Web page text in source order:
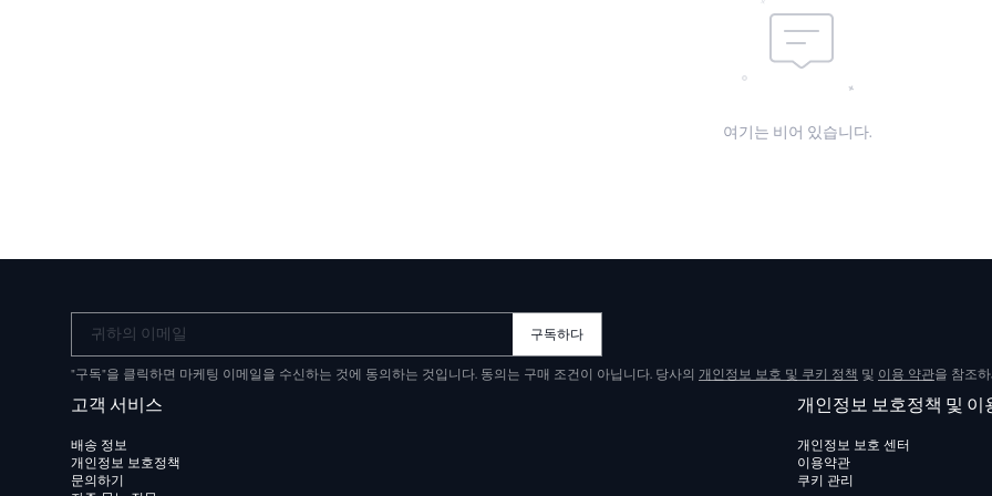
여기는 비어 있습니다.
귀하의 이메일 구독하다
"구독"을 클릭하면 마케팅 이메일을 수신하는 것에 동의하는 것입니다. 동의는 구매 조건이 아닙니다. 당사의 개인정보 보호 및 쿠키 정책 및 이용 약관을 참조
고객 서비스
배송 정보
개인정보 보호정책
문의하기
개인정보 보호정책 및 이
개인정보 보호 센터
이용약관
쿠키 관리